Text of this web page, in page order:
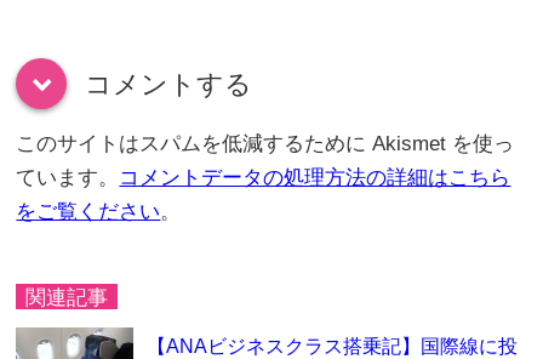
down コメントする
このサイトはスパムを低減するために Akismet を使っ
ています。 コメントデータの処理方法の詳細はこちら
をご覧ください。
関連記事
【ANAビジネスクラス搭乗記】国際線に投